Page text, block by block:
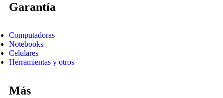
Garantía
Computadoras
Notebooks
Celulares
Herramientas y otros
Más